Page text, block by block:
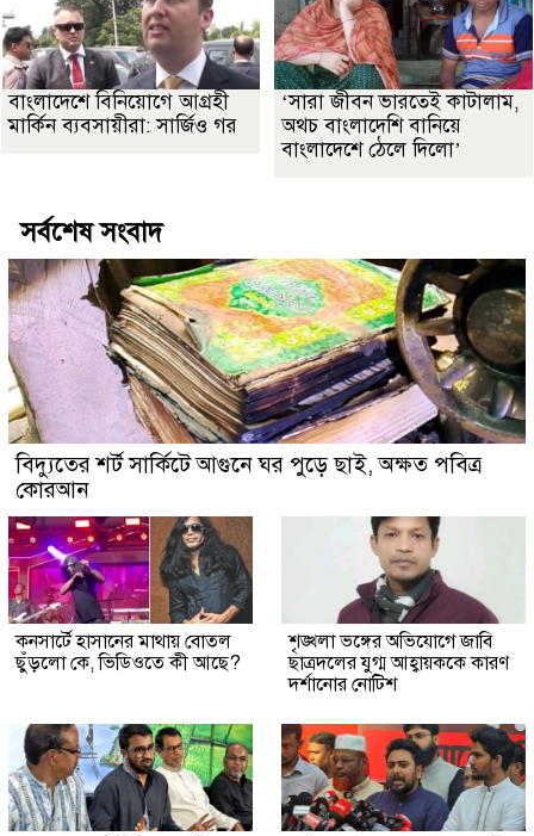
বাংলাদেশে বিনিয়োগে আগ্রহী
মার্কিন ব্যবসায়ীরা: সার্জিও গর
‘সারা জীবন ভারতেই কাটালাম,
অথচ বাংলাদেশি বানিয়ে
বাংলাদেশে ঠেলে দিলো’
সর্বশেষ সংবাদ
বিদ্যুতের শর্ট সার্কিটে আগুনে ঘর পুড়ে ছাই, অক্ষত পবিত্র
কোরআন
কনসার্টে হাসানের মাথায় বোতল
ছুঁড়লো কে, ভিডিওতে কী আছে?
শৃঙ্খলা ভঙ্গের অভিযোগে জাবি
ছাত্রদলের যুগ্ম আহ্বায়ককে কারণ
দর্শানোর নোটিশ